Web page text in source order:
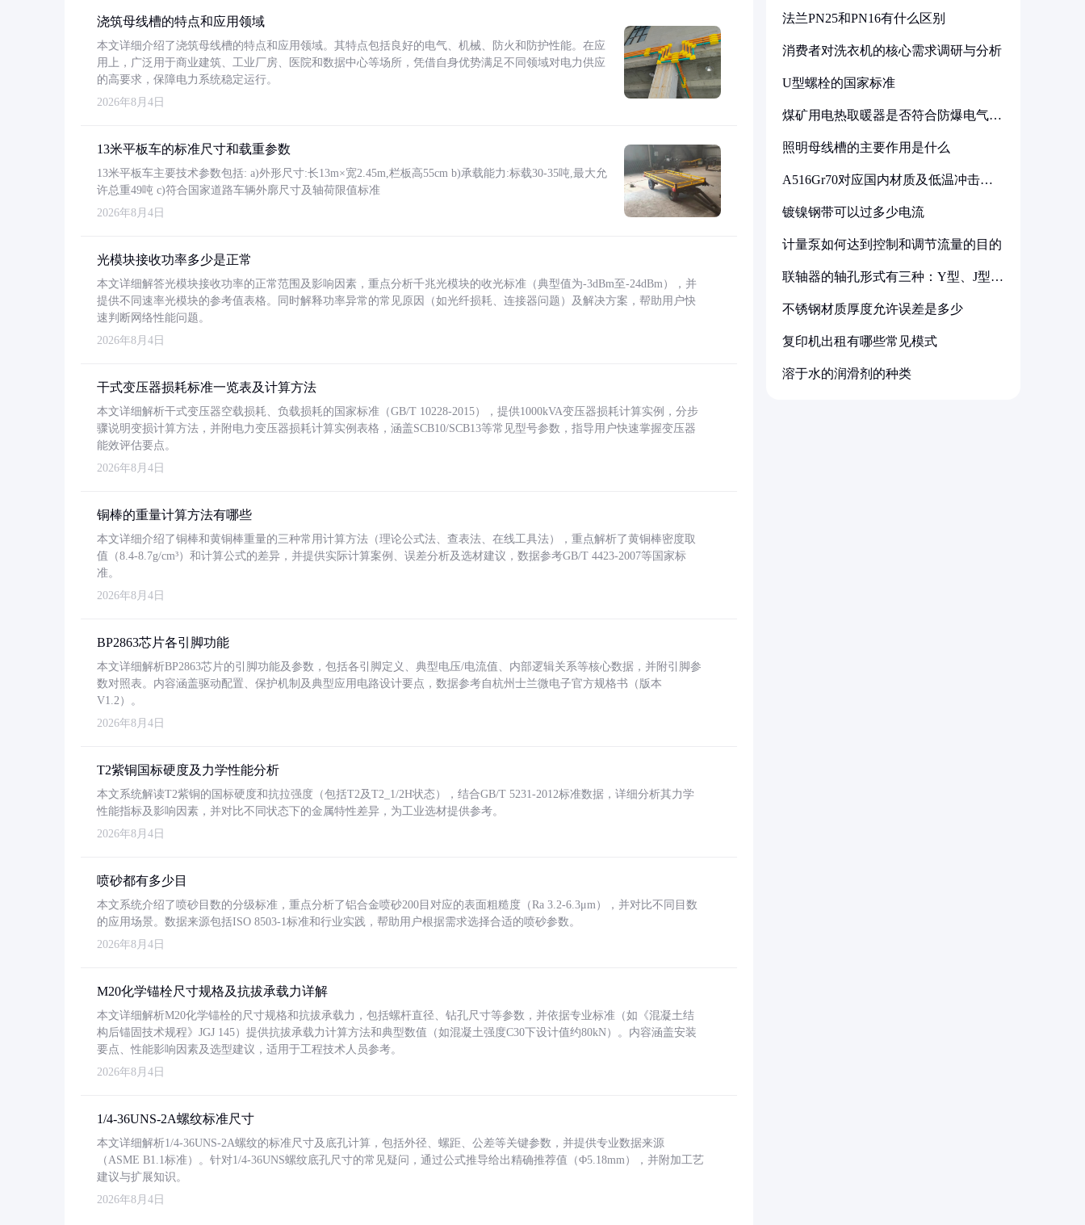
浇筑母线槽的特点和应用领域
本文详细介绍了浇筑母线槽的特点和应用领域。其特点包括良好的电气、机械、防火和防护性能。在应
用上，广泛用于商业建筑、工业厂房、医院和数据中心等场所，凭借自身优势满足不同领域对电力供应
的高要求，保障电力系统稳定运行。
2026年8月4日
13米平板车的标准尺寸和载重参数
13米平板车主要技术参数包括: a)外形尺寸:长13m×宽2.45m,栏板高55cm b)承载能力:标载30-35吨,最大允
许总重49吨 c)符合国家道路车辆外廓尺寸及轴荷限值标准
2026年8月4日
光模块接收功率多少是正常
本文详细解答光模块接收功率的正常范围及影响因素，重点分析千兆光模块的收光标准（典型值为-3dBm至-24dBm），并
提供不同速率光模块的参考值表格。同时解释功率异常的常见原因（如光纤损耗、连接器问题）及解决方案，帮助用户快
速判断网络性能问题。
2026年8月4日
干式变压器损耗标准一览表及计算方法
本文详细解析干式变压器空载损耗、负载损耗的国家标准（GB/T 10228-2015），提供1000kVA变压器损耗计算实例，分步
骤说明变损计算方法，并附电力变压器损耗计算实例表格，涵盖SCB10/SCB13等常见型号参数，指导用户快速掌握变压器
能效评估要点。
2026年8月4日
铜棒的重量计算方法有哪些
本文详细介绍了铜棒和黄铜棒重量的三种常用计算方法（理论公式法、查表法、在线工具法），重点解析了黄铜棒密度取
值（8.4-8.7g/cm³）和计算公式的差异，并提供实际计算案例、误差分析及选材建议，数据参考GB/T 4423-2007等国家标
准。
2026年8月4日
BP2863芯片各引脚功能
本文详细解析BP2863芯片的引脚功能及参数，包括各引脚定义、典型电压/电流值、内部逻辑关系等核心数据，并附引脚参
数对照表。内容涵盖驱动配置、保护机制及典型应用电路设计要点，数据参考自杭州士兰微电子官方规格书（版本
V1.2）。
2026年8月4日
T2紫铜国标硬度及力学性能分析
本文系统解读T2紫铜的国标硬度和抗拉强度（包括T2及T2_1/2H状态），结合GB/T 5231-2012标准数据，详细分析其力学
性能指标及影响因素，并对比不同状态下的金属特性差异，为工业选材提供参考。
2026年8月4日
喷砂都有多少目
本文系统介绍了喷砂目数的分级标准，重点分析了铝合金喷砂200目对应的表面粗糙度（Ra 3.2-6.3μm），并对比不同目数
的应用场景。数据来源包括ISO 8503-1标准和行业实践，帮助用户根据需求选择合适的喷砂参数。
2026年8月4日
M20化学锚栓尺寸规格及抗拔承载力详解
本文详细解析M20化学锚栓的尺寸规格和抗拔承载力，包括螺杆直径、钻孔尺寸等参数，并依据专业标准（如《混凝土结
构后锚固技术规程》JGJ 145）提供抗拔承载力计算方法和典型数值（如混凝土强度C30下设计值约80kN）。内容涵盖安装
要点、性能影响因素及选型建议，适用于工程技术人员参考。
2026年8月4日
1/4-36UNS-2A螺纹标准尺寸
本文详细解析1/4-36UNS-2A螺纹的标准尺寸及底孔计算，包括外径、螺距、公差等关键参数，并提供专业数据来源
（ASME B1.1标准）。针对1/4-36UNS螺纹底孔尺寸的常见疑问，通过公式推导给出精确推荐值（Φ5.18mm），并附加工艺
建议与扩展知识。
2026年8月4日
法兰PN25和PN16有什么区别
消费者对洗衣机的核心需求调研与分析
U型螺栓的国家标准
煤矿用电热取暖器是否符合防爆电气设
照明母线槽的主要作用是什么
A516Gr70对应国内材质及低温冲击要
镀镍钢带可以过多少电流
计量泵如何达到控制和调节流量的目的
联轴器的轴孔形式有三种：Y型、J型、
不锈钢材质厚度允许误差是多少
复印机出租有哪些常见模式
溶于水的润滑剂的种类